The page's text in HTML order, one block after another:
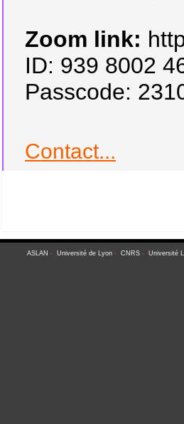
Zoom link:
ID: 939 8002
Passcode:
Contact...
ASLAN - Université de Lyon- CNRS- Université